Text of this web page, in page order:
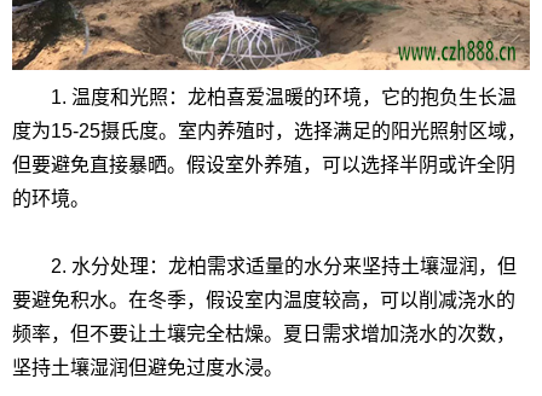
1. 温度和光照：龙柏喜爱温暖的环境，它的抱负生长温
度为15-25摄氏度。室内养殖时，选择满足的阳光照射区域，
但要避免直接暴晒。假设室外养殖，可以选择半阴或许全阴
的环境。
2. 水分处理：龙柏需求适量的水分来坚持土壤湿润，但
要避免积水。在冬季，假设室内温度较高，可以削减浇水的
频率，但不要让土壤完全枯燥。夏日需求增加浇水的次数，
坚持土壤湿润但避免过度水浸。